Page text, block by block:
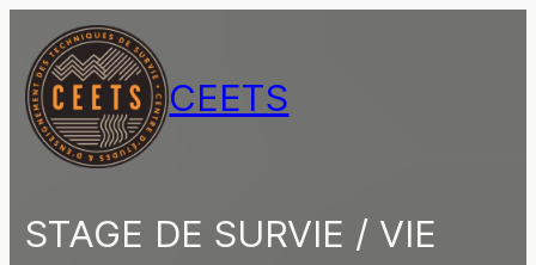
contenu
CEETS
STAGE DE SURVIE / VIE